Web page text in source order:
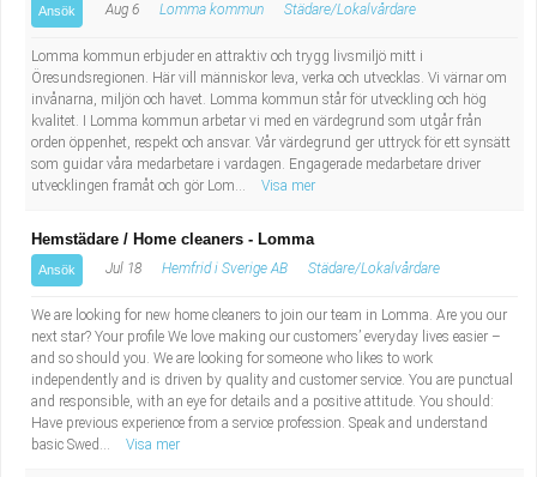
Ansök Aug 6 Lomma kommun Städare/Lokalvårdare
Lomma kommun erbjuder en attraktiv och trygg livsmiljö mitt i
Öresundsregionen. Här vill människor leva, verka och utvecklas. Vi värnar om
invånarna, miljön och havet. Lomma kommun står för utveckling och hög
kvalitet. I Lomma kommun arbetar vi med en värdegrund som utgår från
orden öppenhet, respekt och ansvar. Vår värdegrund ger uttryck för ett synsätt
som guidar våra medarbetare i vardagen. Engagerade medarbetare driver
utvecklingen framåt och gör Lom...
Visa mer
Hemstädare / Home cleaners - Lomma
Ansök Jul 18 Hemfrid i Sverige AB Städare/Lokalvårdare
We are looking for new home cleaners to join our team in Lomma. Are you our
next star? Your profile We love making our customers’ everyday lives easier –
and so should you. We are looking for someone who likes to work
independently and is driven by quality and customer service. You are punctual
and responsible, with an eye for details and a positive attitude. You should:
Have previous experience from a service profession. Speak and understand
basic Swed...
Visa mer